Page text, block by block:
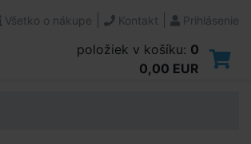
Všetko o nákupe Kontakt Prihlásenie
položiek v košíku: 0
0,00 EUR